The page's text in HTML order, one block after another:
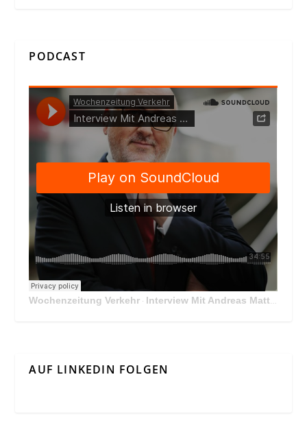
PODCAST
Wochenzeitung Verkehr · Interview Mit Andreas Matthä, CEO der ÖBB Holding
AUF LINKEDIN FOLGEN